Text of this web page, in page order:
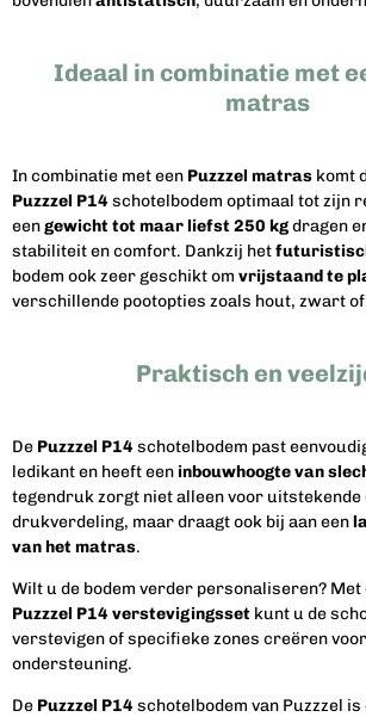
Ideaal in combinatie met
matras
In combinatie met een Puzzzel matras komt
Puzzzel P14 schotelbodem optimaal tot zijn
eengewicht tot maar liefst 250 kgdragen
stabiliteit en comfort. Dankzij het
bodem ook zeer geschikt om vrijstaand te
verschillende pootopties zoals hout, zwart
Praktisch en
De Puzzzel P14 schotelbodem past
ledikant en heeft eeninbouwhoogte van
tegendruk zorgt niet alleen voor
drukverdeling, maar draagt ook bij aan een
van het matras.
Wilt u de bodem verder personaliseren? Met
Puzzzel P14 verstevigingsset kunt u de
verstevigen of specifieke zones creëren
ondersteuning.
De Puzzzel P14 schotelbodem van Puzzzel is